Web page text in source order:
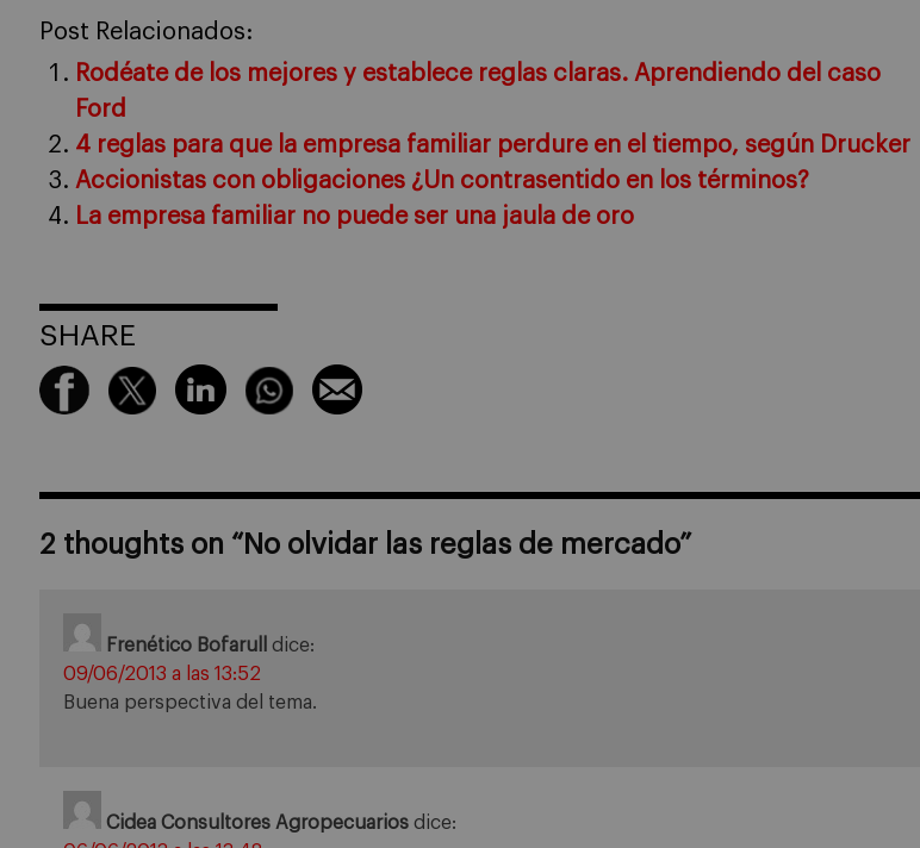
Post Relacionados:
Rodéate de los mejores y establece reglas claras. Aprendiendo del caso
Ford
4 reglas para que la empresa familiar perdure en el tiempo, según Drucker
Accionistas con obligaciones ¿Un contrasentido en los términos?
La empresa familiar no puede ser una jaula de oro
SHARE
2 thoughts on “ No olvidar las reglas de mercado”
Frenético Bofarull
dice:
09/06/2013 a las 13:52
Buena perspectiva del tema.
Cidea Consultores Agropecuarios dice: